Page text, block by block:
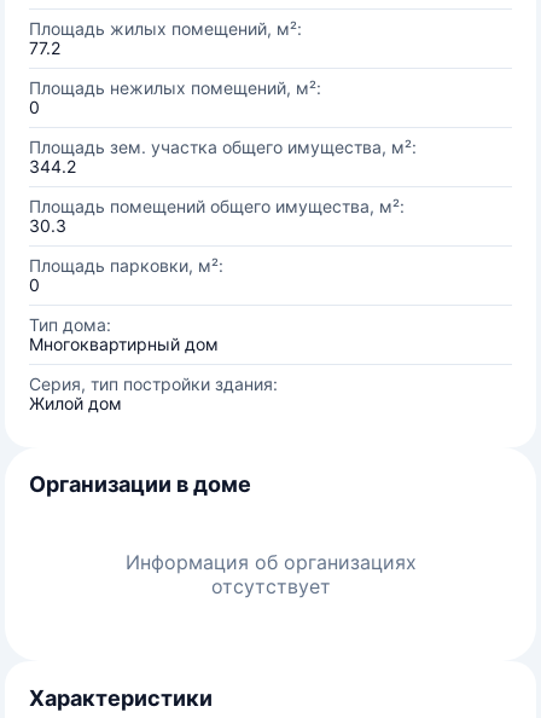
Площадь жилых помещений, м²:
77.2
Площадь нежилых помещений, м²:
0
Площадь зем. участка общего имущества, м²:
344.2
Площадь помещений общего имущества, м²:
30.3
Площадь парковки, м²:
0
Тип дома:
Многоквартирный дом
Серия, тип постройки здания:
Жилой дом
Организации в доме
Информация об организациях
отсутствует
Характеристики